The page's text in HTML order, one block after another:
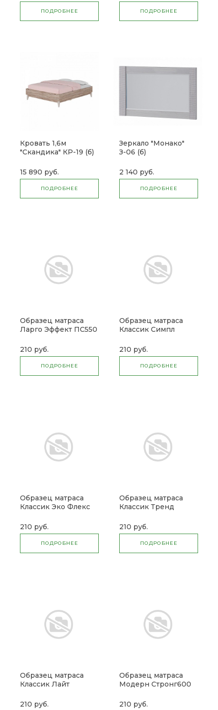
ПОДРОБНЕЕ ПОДРОБНЕЕ
Кровать 1,6м
"Скандика" КР-19 (б)
15 890 руб.
ПОДРОБНЕЕ
Зеркало "Монако"
З-06 (б)
2 140 руб.
ПОДРОБНЕЕ
Образец матраса
Ларго Эффект ПС550
210 руб.
ПОДРОБНЕЕ
Образец матраса
Классик Симпл
210 руб.
ПОДРОБНЕЕ
Образец матраса
Классик Эко Флекс
210 руб.
ПОДРОБНЕЕ
Образец матраса
Классик Тренд
210 руб.
ПОДРОБНЕЕ
Образец матраса
Классик Лайт
210 руб.
Образец матраса
Модерн Стронг600
210 руб.